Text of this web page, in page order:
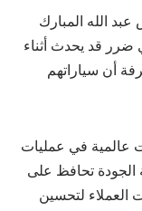
الله المبارك
ضرر قد يحدث أثناء
أن سياراتهم
عالمية في عمليات
الجودة تحافظ على
العملاء لتحسين